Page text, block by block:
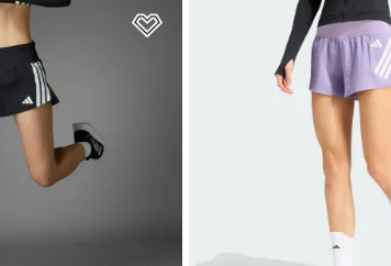
เพิ่มไปยังรายการสินค้าโปรด